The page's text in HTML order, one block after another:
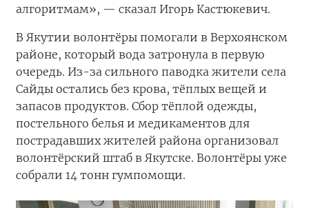
алгоритмам», — сказал Игорь Кастюкевич.
В Якутии волонтёры помогали в Верхоянском
районе, который вода затронула в первую
очередь. Из-за сильного паводка жители села
Сайды остались без крова, тёплых вещей и
запасов продуктов. Сбор тёплой одежды,
постельного белья и медикаментов для
пострадавших жителей района организовал
волонтёрский штаб в Якутске. Волонтёры уже
собрали 14 тонн гумпомощи.